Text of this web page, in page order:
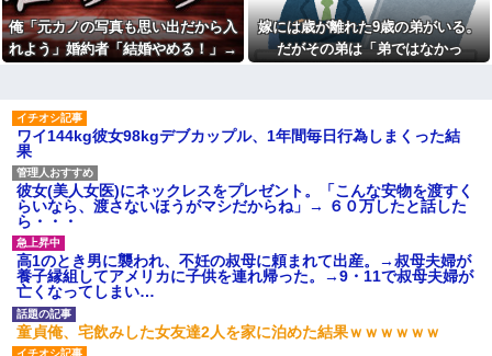
「いきなりステーキ」の反対
ｗｗｗｗｗｗｗｗｗ
色々副業に手を出したけど、
結局残業するのが1番稼げるな
「ほいっ見積もりな！」ワイ
「金額おかしくね？」←お前ら
もそう思うよな？？？？？
【速報】へずまりゅうさん、
完全に聖人の顔へ←これw w w
w w w w w
兄嫁「正月に帰るから、ゲー
ムと、いいお肉と酒と、お風呂
グッズの準備しとけよ」寝起き
の私「知るかボケ」兄嫁「キィ
ィィィー！！！！」私「あ…」
【悲報】 有吉、一般人に「ド
正論」を叩きつけて炎上ｗｗｗ
ｗｗｗｗｗ
【閲覧注意】元臆女キャバ嬢
の首吊り自●配信、拡散されまく
って終わるｗｗｗｗｗｗｗ
友人(保育士)が２０年前に受け
るって！』とメールして・・・
では終わらなかった驚きの理由
とはｗｗｗｗ
冷凍庫パンパン問題がずっと
税も頼みたいけれど入れる場所
がない
母「事故だったのよ」家族
を失ったのに信じてもらえず…
俺「元カノの写真も思い出だから入
れよう」婚約者「結婚やめる！」→
嫁には歳が離れた9歳の弟がいる。
だがその弟は「弟ではなかっ
ワイ144kg彼女98kgデブカップル、1年間毎日行為しまくった結
果
彼女(美人女医)にネックレスをプレゼント。「こんな安物を渡すく
らいなら、渡さないほうがマシだからね」→ ６０万したと話した
ら・・・
高1のとき男に襲われ、不妊の叔母に頼まれて出産。→叔母夫婦が
養子縁組してアメリカに子供を連れ帰った。→9・11で叔母夫婦が
亡くなってしまい…
童貞俺、宅飲みした女友達2人を家に泊めた結果ｗｗｗｗｗｗ